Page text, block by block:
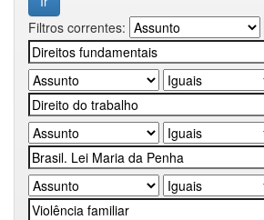
Filtros correntes: